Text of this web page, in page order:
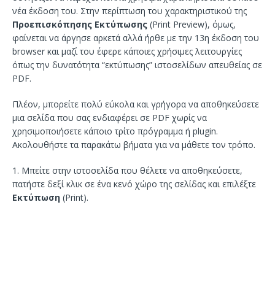
νέα έκδοση του. Στην περίπτωση του χαρακτηριστικού της
Προεπισκόπησης Εκτύπωσης (Print Preview), όμως,
φαίνεται να άργησε αρκετά αλλά ήρθε με την 13η έκδοση του
browser και μαζί του έφερε κάποιες χρήσιμες λειτουργίες
όπως την δυνατότητα “εκτύπωσης” ιστοσελίδων απευθείας σε
PDF.
Πλέον, μπορείτε πολύ εύκολα και γρήγορα να αποθηκεύσετε
μια σελίδα που σας ενδιαφέρει σε PDF χωρίς να
χρησιμοποιήσετε κάποιο τρίτο πρόγραμμα ή plugin.
Ακολουθήστε τα παρακάτω βήματα για να μάθετε τον τρόπο.
1. Μπείτε στην ιστοσελίδα που θέλετε να αποθηκεύσετε,
πατήστε δεξί κλικ σε ένα κενό χώρο της σελίδας και επιλέξτε
Εκτύπωση (Print).